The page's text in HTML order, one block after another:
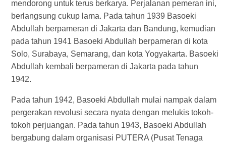
mendorong untuk terus berkarya. Perjalanan pemeran ini,
berlangsung cukup lama. Pada tahun 1939 Basoeki
Abdullah berpameran di Jakarta dan Bandung, kemudian
pada tahun 1941 Basoeki Abdullah berpameran di kota
Solo, Surabaya, Semarang, dan kota Yogyakarta. Basoeki
Abdullah kembali berpameran di Jakarta pada tahun
1942.
Pada tahun 1942, Basoeki Abdullah mulai nampak dalam
pergerakan revolusi secara nyata dengan melukis tokoh-
tokoh perjuangan. Pada tahun 1943, Basoeki Abdullah
bergabung dalam organisasi PUTERA (Pusat Tenaga